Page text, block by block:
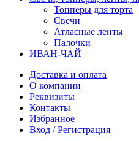
Топперы для торта
Свечи
Атласные ленты
Палочки
ИВАН-ЧАЙ
Доставка и оплата
О компании
Реквизиты
Контакты
Избранное
Вход / Регистрация